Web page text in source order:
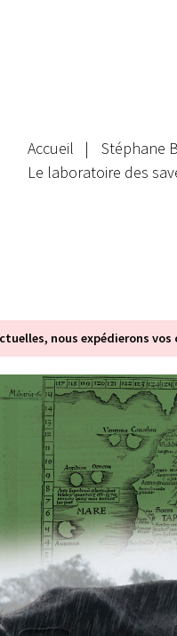
Accueil Stéphane
Le laboratoire des
actuelles, nous